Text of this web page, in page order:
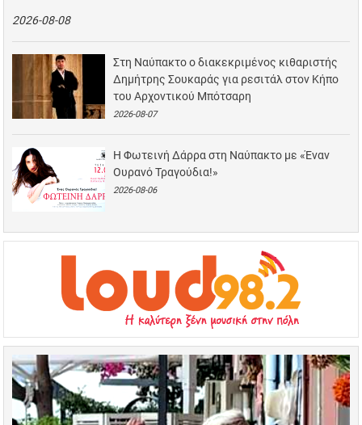
2026-08-08
Στη Ναύπακτο ο διακεκριμένος κιθαριστής
Δημήτρης Σουκαράς για ρεσιτάλ στον Κήπο
του Αρχοντικού Μπότσαρη
2026-08-07
Η Φωτεινή Δάρρα στη Ναύπακτο με «Έναν
Ουρανό Τραγούδια!»
2026-08-06